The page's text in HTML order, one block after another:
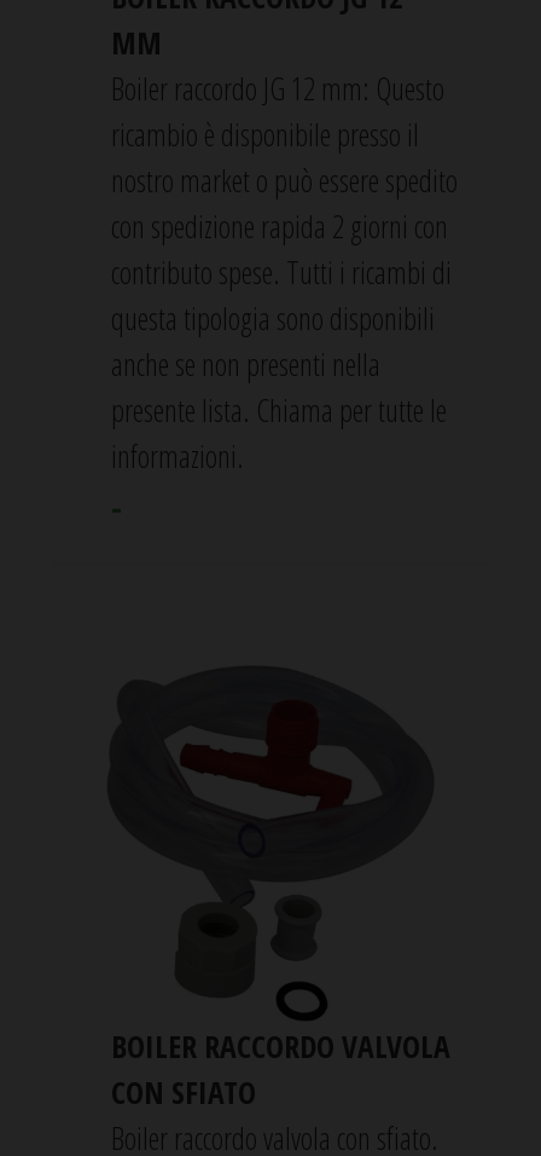
MM
Boiler raccordo JG 12 mm: Questo
ricambio è disponibile presso il
nostro market o può essere spedito
con spedizione rapida 2 giorni con
contributo spese. Tutti i ricambi di
questa tipologia sono disponibili
anche se non presenti nella
presente lista. Chiama per tutte le
informazioni.
-
BOILER RACCORDO VALVOLA
CON SFIATO
Boiler raccordo valvola con sfiato.